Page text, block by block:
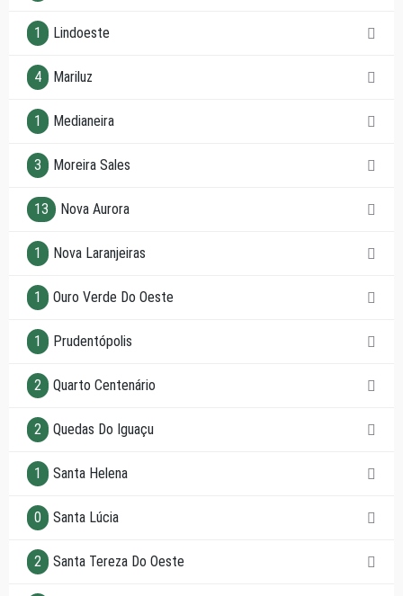
1 Lindoeste
4 Mariluz
1 Medianeira
3 Moreira Sales
13 Nova Aurora
1 Nova Laranjeiras
1 Ouro Verde Do Oeste
1 Prudentópolis
2 Quarto Centenário
2 Quedas Do Iguaçu
1 Santa Helena
0 Santa Lúcia
2 Santa Tereza Do Oeste